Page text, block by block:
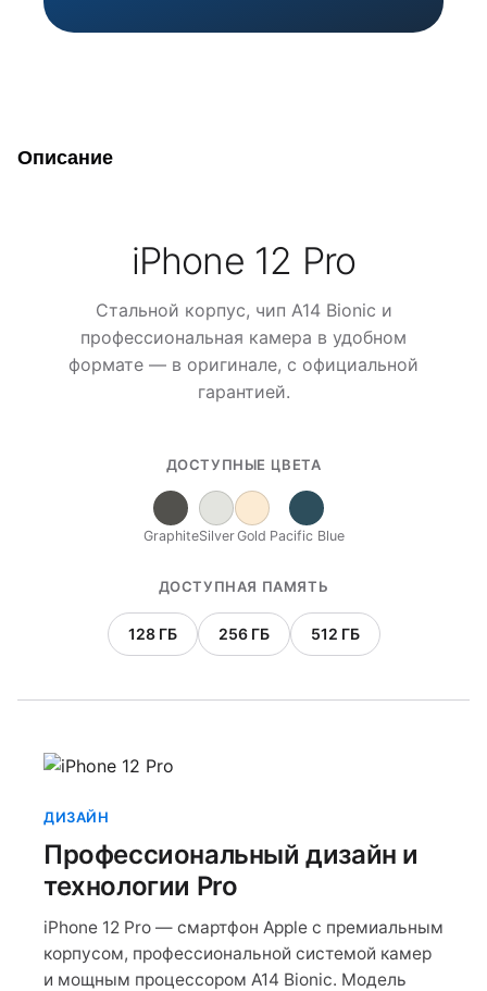
Описание
iPhone 12 Pro
Стальной корпус, чип A14 Bionic и
профессиональная камера в удобном
формате — в оригинале, с официальной
гарантией.
ДОСТУПНЫЕ ЦВЕТА
GraphiteSilverGold Pacific Blue
ДОСТУПНАЯ ПАМЯТЬ
128 ГБ 256 ГБ 512 ГБ
ДИЗАЙН
Профессиональный дизайн и
технологии Pro
iPhone 12 Pro — смартфон Apple с премиальным
корпусом, профессиональной системой камер
и мощным процессором A14 Bionic. Модель